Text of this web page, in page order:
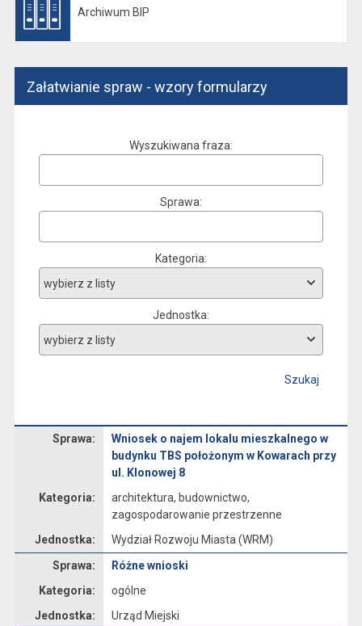
Archiwum BIP
Załatwianie spraw - wzory formularzy
Wyszukiwana fraza
Sprawa
Kategoria
Jednostka
Szukaj
Sprawa:
Wniosek o najem lokalu mieszkalnego w
budynku TBS położonym w Kowarach przy
ul. Klonowej 8
Kategoria:
architektura, budownictwo,
zagospodarowanie przestrzenne
Jednostka:
Wydział Rozwoju Miasta (WRM)
Sprawa:
Różne wnioski
Kategoria:
ogólne
Jednostka:
Urząd Miejski